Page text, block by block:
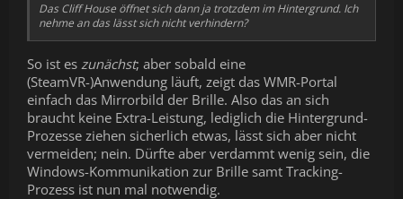
Das Cliff House öffnet sich dann ja trotzdem im Hintergrund. Ich
nehme an das lässt sich nicht verhindern?
So ist es zunächst; aber sobald eine
(SteamVR-)Anwendung läuft, zeigt das WMR-Portal
einfach das Mirrorbild der Brille. Also das an sich
braucht keine Extra-Leistung, lediglich die Hintergrund-
Prozesse ziehen sicherlich etwas, lässt sich aber nicht
vermeiden; nein. Dürfte aber verdammt wenig sein, die
Windows-Kommunikation zur Brille samt Tracking-
Prozess ist nun mal notwendig.